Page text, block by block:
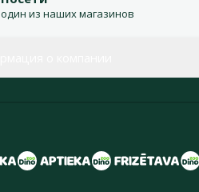
один из наших магазинов